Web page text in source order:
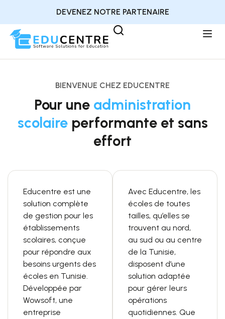
DEVENEZ NOTRE PARTENAIRE
BIENVENUE CHEZ EDUCENTRE
Pour une administration
scolaireperformante et sans
effort
Educentre est une
solution complète
de gestion pour les
établissements
scolaires, conçue
pour répondre aux
besoins urgents des
écoles en Tunisie.
Développée par
Wowsoft, une
entreprise
Avec Educentre, les
écoles de toutes
tailles, qu’elles se
trouvent au nord,
au sud ou au centre
de la Tunisie,
disposent d’une
solution adaptée
pour gérer leurs
opérations
quotidiennes. Que